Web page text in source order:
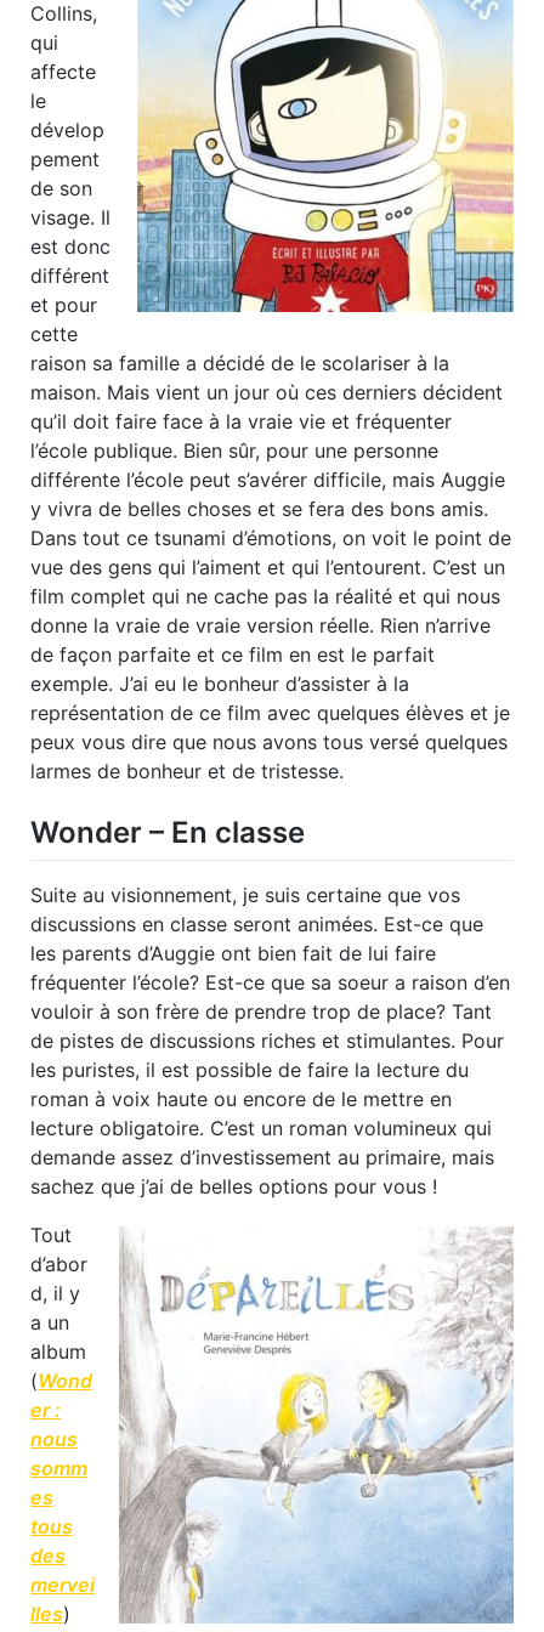
Collins,
qui
affecte
le
dévelop
pement
de son
visage. Il
est donc
différent
et pour
cette
raison sa famille a décidé de le scolariser à la
maison. Mais vient un jour où ces derniers décident
qu’il doit faire face à la vraie vie et fréquenter
l’école publique. Bien sûr, pour une personne
différente l’école peut s’avérer difficile, mais Auggie
y vivra de belles choses et se fera des bons amis.
Dans tout ce tsunami d’émotions, on voit le point de
vue des gens qui l’aiment et qui l’entourent. C’est un
film complet qui ne cache pas la réalité et qui nous
donne la vraie de vraie version réelle. Rien n’arrive
de façon parfaite et ce film en est le parfait
exemple. J’ai eu le bonheur d’assister à la
représentation de ce film avec quelques élèves et je
peux vous dire que nous avons tous versé quelques
larmes de bonheur et de tristesse.
Wonder – En classe
Suite au visionnement, je suis certaine que vos
discussions en classe seront animées. Est-ce que
les parents d’Auggie ont bien fait de lui faire
fréquenter l’école? Est-ce que sa soeur a raison d’en
vouloir à son frère de prendre trop de place? Tant
de pistes de discussions riches et stimulantes. Pour
les puristes, il est possible de faire la lecture du
roman à voix haute ou encore de le mettre en
lecture obligatoire. C’est un roman volumineux qui
demande assez d’investissement au primaire, mais
sachez que j’ai de belles options pour vous !
Tout
d’abor
d, il y
a un
album
(Wond
er :
nous
somm
es
tous
des
mervei
lles)